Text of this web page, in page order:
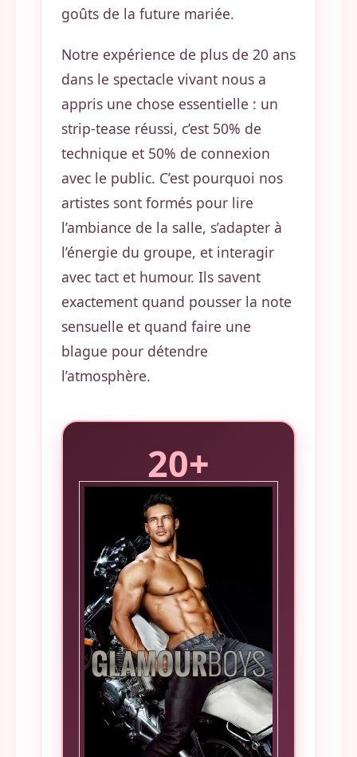
goûts de la future mariée.
Notre expérience de plus de 20 ans
dans le spectacle vivant nous a
appris une chose essentielle : un
strip-tease réussi, c’est 50% de
technique et 50% de connexion
avec le public. C’est pourquoi nos
artistes sont formés pour lire
l’ambiance de la salle, s’adapter à
l’énergie du groupe, et interagir
avec tact et humour. Ils savent
exactement quand pousser la note
sensuelle et quand faire une
blague pour détendre
l’atmosphère.
20+